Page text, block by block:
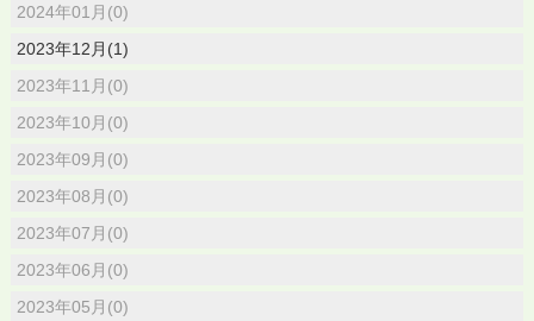
2024年01月(0)
2023年12月(1)
2023年11月(0)
2023年10月(0)
2023年09月(0)
2023年08月(0)
2023年07月(0)
2023年06月(0)
2023年05月(0)